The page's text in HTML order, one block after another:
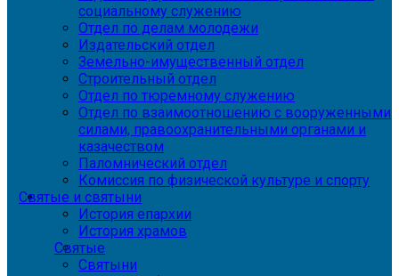
социальному служению
Отдел по делам молодежи
Издательский отдел
Земельно-имущественный отдел
Строительный отдел
Отдел по тюремному служению
Отдел по взаимоотношению с вооруженными
силами, правоохранительными органами и
казачеством
Паломнический отдел
Комиссия по физической культуре и спорту
Святые и святыни
История епархии
История храмов
Святые
Святыни